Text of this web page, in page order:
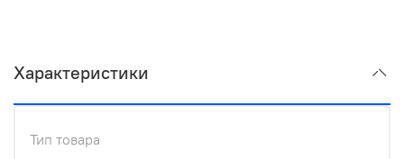
Характеристики
Тип товара